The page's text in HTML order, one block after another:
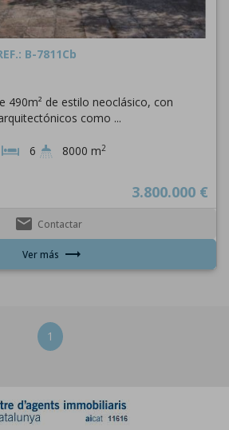
B-7811Cb
490m² de estilo neoclásico, con
como ...
6 8000 m2
3.800.000 €
email Contactar
Ver más trending_flat
1